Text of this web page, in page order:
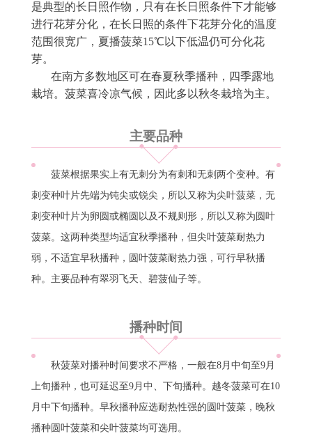
是典型的长日照作物，只有在长日照条件下才能够
进行花芽分化，在长日照的条件下花芽分化的温度
范围很宽广，夏播菠菜15℃以下低温仍可分化花
芽。
在南方多数地区可在春夏秋季播种，四季露地
栽培。菠菜喜冷凉气候，因此多以秋冬栽培为主。
主要品种
菠菜根据果实上有无刺分为有刺和无刺两个变种。有
刺变种叶片先端为钝尖或锐尖，所以又称为尖叶菠菜，无
刺变种叶片为卵圆或椭圆以及不规则形，所以又称为圆叶
菠菜。这两种类型均适宜秋季播种，但尖叶菠菜耐热力
弱，不适宜早秋播种，圆叶菠菜耐热力强，可行早秋播
种。主要品种有翠羽飞天、碧菠仙子等。
播种时间
秋菠菜对播种时间要求不严格，一般在8月中旬至9月
上旬播种，也可延迟至9月中、下旬播种。越冬菠菜可在10
月中下旬播种。早秋播种应选耐热性强的圆叶菠菜，晚秋
播种圆叶菠菜和尖叶菠菜均可选用。